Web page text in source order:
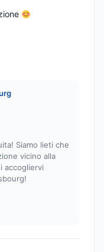
Siamo lieti che
vicino alla
accogliervi